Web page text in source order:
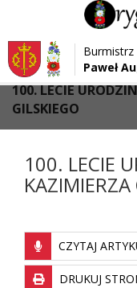
Przejdź do menu
Przejdź do głównej treści strony
Przejdź do stopki strony
Burmistrz
Paweł
Strona główna >
100. LECIE
GILSKIEGO
100. LECIE
KAZIMIERZA
CZYTAJ
DRUKUJ